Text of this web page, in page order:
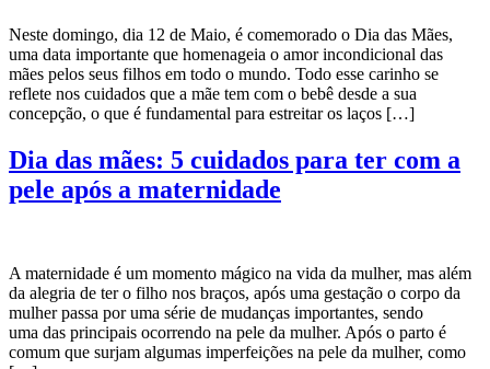
Neste domingo, dia 12 de Maio, é comemorado o Dia das Mães,
uma data importante que homenageia o amor incondicional das
mães pelos seus filhos em todo o mundo. Todo esse carinho se
reflete nos cuidados que a mãe tem com o bebê desde a sua
concepção, o que é fundamental para estreitar os laços […]
Dia das mães: 5 cuidados para ter com a
pele após a maternidade
A maternidade é um momento mágico na vida da mulher, mas além
da alegria de ter o filho nos braços, após uma gestação o corpo da
mulher passa por uma série de mudanças importantes, sendo
uma das principais ocorrendo na pele da mulher. Após o parto é
comum que surjam algumas imperfeições na pele da mulher, como